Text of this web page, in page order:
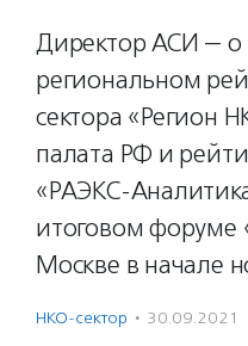
Директор АСИ — о
региональном
сектора «Регион
палата РФ и
«РАЭКС-
итоговом форуме
Москве в начале
НКО-сектор · 30.09.2021